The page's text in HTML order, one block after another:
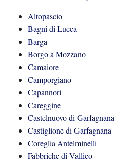
Altopascio
Bagni di Lucca
Barga
Borgo a Mozzano
Camaiore
Camporgiano
Capannori
Careggine
Castelnuovo di Garfagnana
Castiglione di Garfagnana
Coreglia Antelminelli
Fabbriche di Vallico